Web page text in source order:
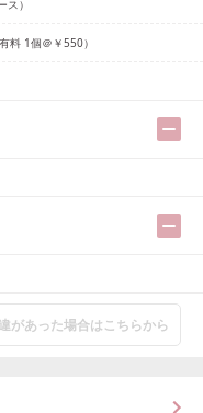
）
料 1個＠￥550）
があった場合はこちらから